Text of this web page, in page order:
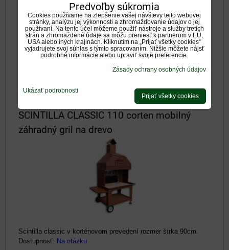
Scintilla classic v korténovom prevedení rozmer šírka 90cm.
Dostupnosť:Na otázku
1953 €
SCINTILLA CLASSIC 110 corten mobilný
záhradný gril na drevo
Scintilla classic v korténovom prevedení rozmer šírka 90cm.
Dostupnosť: Na otázku
Predvoľby súkromia
Cookies používame na zlepšenie vašej návštevy tejto webovej
stránky, analýzu jej výkonnosti a zhromažďovanie údajov o jej
používaní. Na tento účel môžeme použiť nástroje a služby tretích
strán a zhromaždené údaje sa môžu preniesť k partnerom v EÚ,
USA alebo iných krajinách. Kliknutím na „Prijať všetky cookies“
vyjadrujete svoj súhlas s týmto spracovaním. Nižšie môžete nájsť
podrobné informácie alebo upraviť svoje preferencie.
Zásady ochrany osobných údajov
Ukázať podrobnosti
Prijať všetky cookies